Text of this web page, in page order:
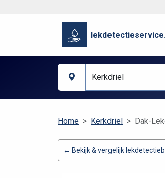
Home Kerkdriel Dak-
← Bekijk & vergelijk